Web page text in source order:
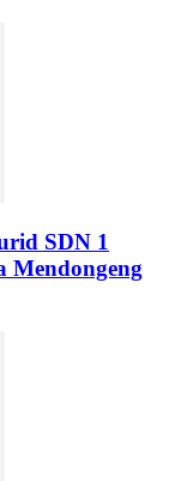
SDN 1
Mendongeng